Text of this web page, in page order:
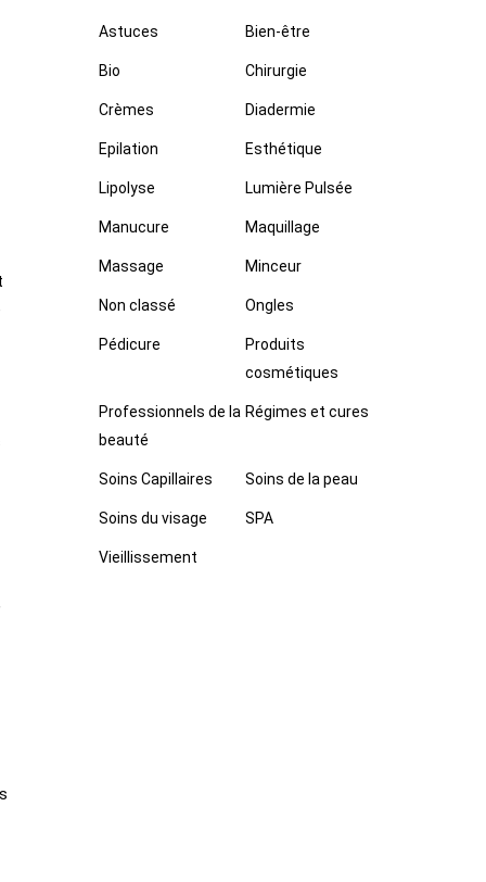
Astuces Bien-être
Bio Chirurgie
Crèmes Diadermie
Epilation Esthétique
Lipolyse Lumière Pulsée
Manucure Maquillage
Massage Minceur
Non classé Ongles
Pédicure
Produits
cosmétiques
Professionnels de la
beauté
Régimes et cures
Soins Capillaires Soins de la peau
Soins du visage SPA
Vieillissement